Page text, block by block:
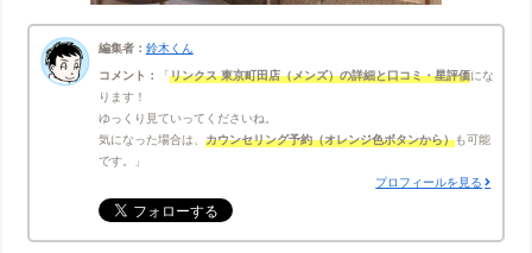
編集者： 鈴木くん
コメント：
リンクス 東京町田店（メンズ）の詳細と口コミ・星評価にな
ります！
ゆっくり見ていってくださいね。
気になった場合は、 カウンセリング予約（オレンジ色ボタンから）も可能
です。
プロフィールを見る